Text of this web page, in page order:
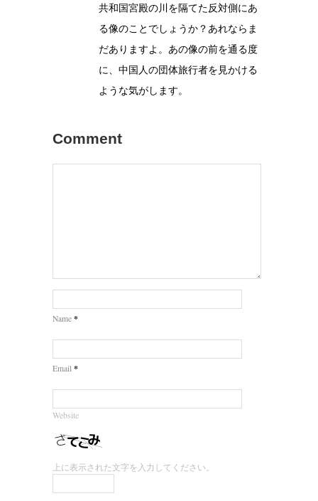
共和国宮殿の川を隔てた反対側にあ
る像のことでしょうか？あれならま
だありますよ。あの像の前を通る度
に、中国人の団体旅行者を見かける
ような気がします。
Comment
Name *
Email *
Website
上に表示された文字を入力してください。